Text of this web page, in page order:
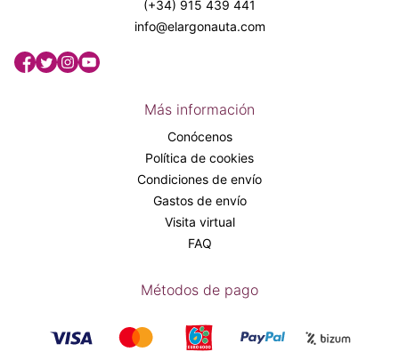
(+34) 915 439 441
info@elargonauta.com
Más información
Conócenos
Política de cookies
Condiciones de envío
Gastos de envío
Visita virtual
FAQ
Métodos de pago